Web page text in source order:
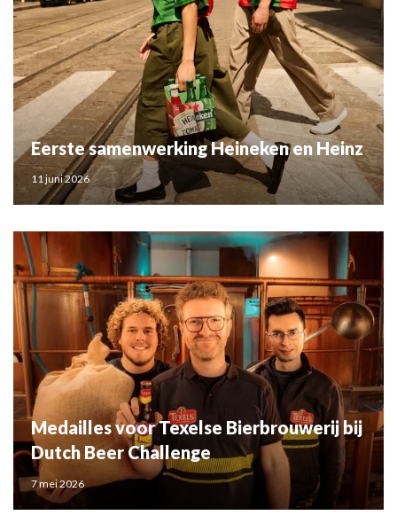
Eerste samenwerking Heineken en Heinz
11 juni 2026
Medailles voor Texelse Bierbrouwerij bij
Dutch Beer Challenge
7 mei 2026